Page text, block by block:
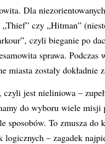
Dla
czy „Hitman”
czyli bieganie po
sprawa.
miasta zostały dokładnie
czyli jest nieliniowa –
do wyboru wiele
sposobów. To zmusza
logicznych – zagadek